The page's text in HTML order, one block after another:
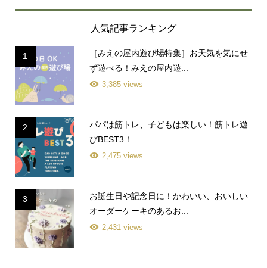
人気記事ランキング
1
［みえの屋内遊び場特集］お天気を気にせ
ず遊べる！みえの屋内遊...
3,385 views
2
パパは筋トレ、子どもは楽しい！筋トレ遊
びBEST3！
2,475 views
3
お誕生日や記念日に！かわいい、おいしい
オーダーケーキのあるお...
2,431 views